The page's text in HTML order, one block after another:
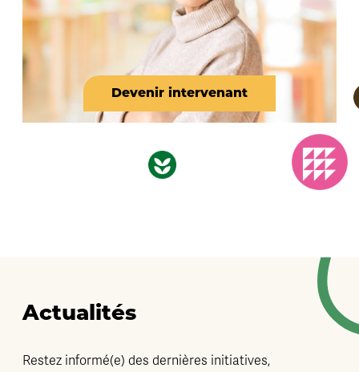
Devenir intervenant
Actualités
Restez informé(e) des dernières initiatives,